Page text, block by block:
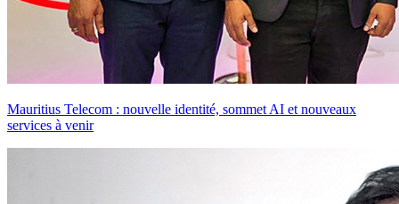
Mauritius Telecom : nouvelle identité, sommet AI et nouveaux
services à venir